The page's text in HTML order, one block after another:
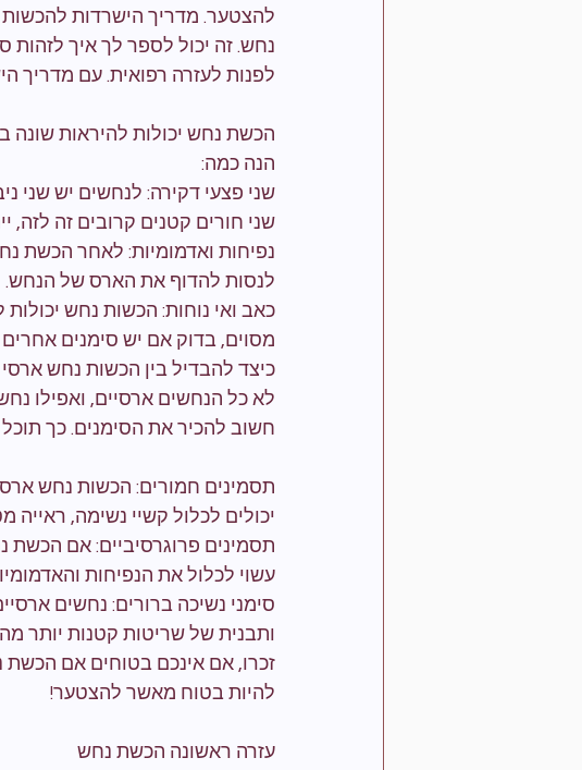
להצטער. מדריך הישרדות
נחש. זה יכול לספר לך איך לזהות
לפנות לעזרה רפואית. עם מדריך
הכשת נחש יכולות להיראות
הנה כמה:
שני פצעי דקירה: לנחשים יש שני
שני חורים קטנים קרובים זה לזה,
נפיחות ואדמומיות: לאחר הכשת
לנסות להדוף את הארס של הנחש.
כאב ואי נוחות: הכשות נחש
מסוים, בדוק אם יש סימנים
כיצד להבדיל בין הכשות נחש
לא כל הנחשים ארסיים, ואפילו
חשוב להכיר את הסימנים. כך
תסמינים חמורים: הכשות נחש
יכולים לכלול קשיי נשימה,
תסמינים פרוגרסיביים: אם הכשת
עשוי לכלול את הנפיחות
סימני נשיכה ברורים: נחשים
ותבנית של שריטות קטנות יותר
זכרו, אם אינכם בטוחים אם הכשת
להיות בטוח מאשר להצטער!
עזרה ראשונה הכשת נחש